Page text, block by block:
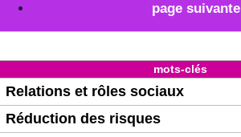
page suivante
mots-clés
Relations et rôles sociaux
Réduction des risques